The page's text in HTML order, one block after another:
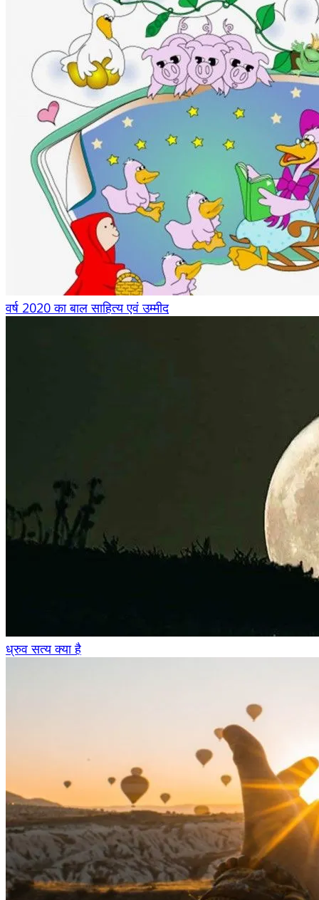
वर्ष 2020 का बाल साहित्य एवं उम्मीद
ध्रुव सत्य क्या है